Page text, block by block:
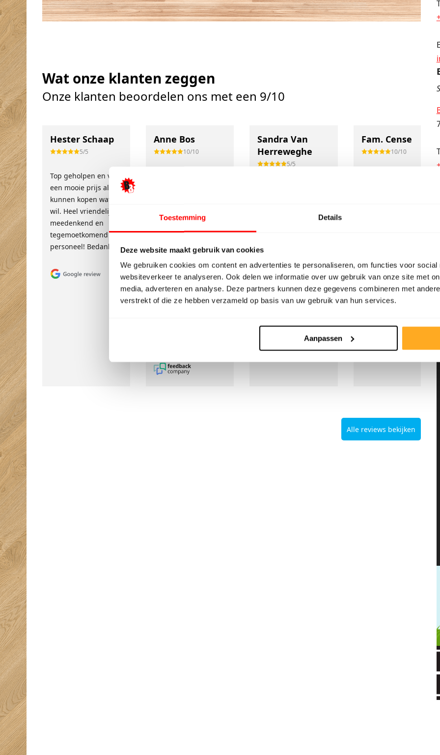
Toestemming Details
Deze website maakt gebruik van cookies
We gebruiken cookies om content en advertenties te personaliseren, om functies voor social
websiteverkeer te analyseren. Ook delen we informatie over uw gebruik van onze site met
media, adverteren en analyse. Deze partners kunnen deze gegevens combineren met
verstrekt of die ze hebben verzameld op basis van uw gebruik van hun services.
Aanpassen
Wat onze klanten zeggen
Onze klanten beoordelen ons met een 9/10
Hester Schaap
5/5
Top geholpen en voor
een mooie prijs alles
kunnen kopen wat ik
wil. Heel vriendelijk,
meedenkend en
tegemoetkomend
personeel! Bedankt!
Anne Bos
10/10
en denkt echt met je
mee. Ik heb een zeer
prettige ervaring
goed geholpen.
Absoluut een
aanrader voor
iedereen die op zoek
Sandra Van
Herreweghe
5/5
ook in België, super!
Fam. Cense
10/10
mooie vloer wil
kopen. De keuze is
reuze!
Alle reviews bekijken